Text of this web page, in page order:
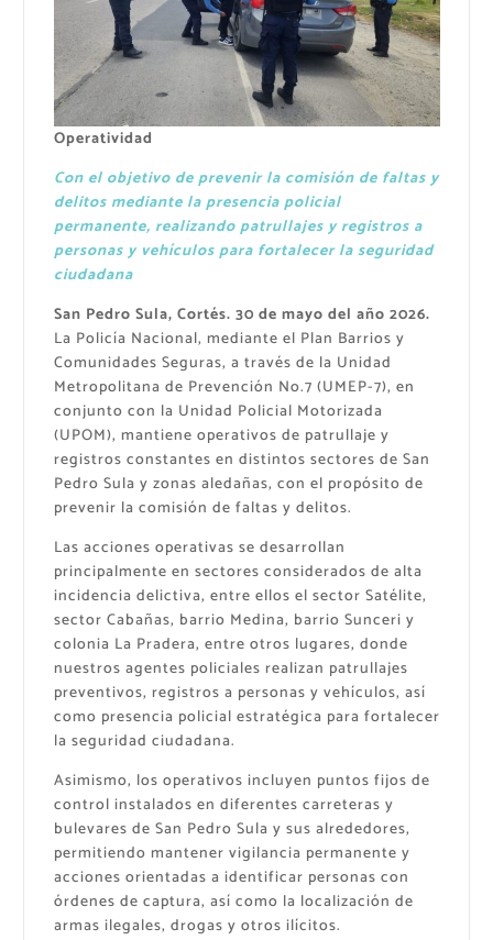
Operatividad
Con el objetivo de prevenir la comisión de faltas y
delitos mediante la presencia policial
permanente, realizando patrullajes y registros a
personas y vehículos para fortalecer la seguridad
ciudadana
San Pedro Sula, Cortés. 30 de mayo del año 2026.
La Policía Nacional, mediante el Plan Barrios y
Comunidades Seguras, a través de la Unidad
Metropolitana de Prevención No.7 (UMEP-7), en
conjunto con la Unidad Policial Motorizada
(UPOM), mantiene operativos de patrullaje y
registros constantes en distintos sectores de San
Pedro Sula y zonas aledañas, con el propósito de
prevenir la comisión de faltas y delitos.
Las acciones operativas se desarrollan
principalmente en sectores considerados de alta
incidencia delictiva, entre ellos el sector Satélite,
sector Cabañas, barrio Medina, barrio Sunceri y
colonia La Pradera, entre otros lugares, donde
nuestros agentes policiales realizan patrullajes
preventivos, registros a personas y vehículos, así
como presencia policial estratégica para fortalecer
la seguridad ciudadana.
Asimismo, los operativos incluyen puntos fijos de
control instalados en diferentes carreteras y
bulevares de San Pedro Sula y sus alrededores,
permitiendo mantener vigilancia permanente y
acciones orientadas a identificar personas con
órdenes de captura, así como la localización de
armas ilegales, drogas y otros ilícitos.